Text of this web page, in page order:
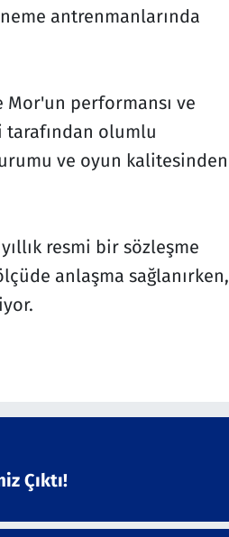
antrenmanlarında
Mor'un performansı ve
tarafından olumlu
ve oyun kalitesinden
resmi bir sözleşme
anlaşma sağlanırken,
Çıktı!